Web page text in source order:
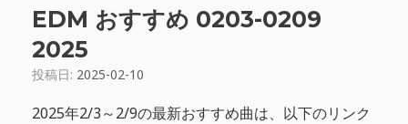
EDM おすすめ 0203-0209
2025
投稿日: 2025-02-10
2025年2/3～2/9の最新おすすめ曲は、以下のリンク